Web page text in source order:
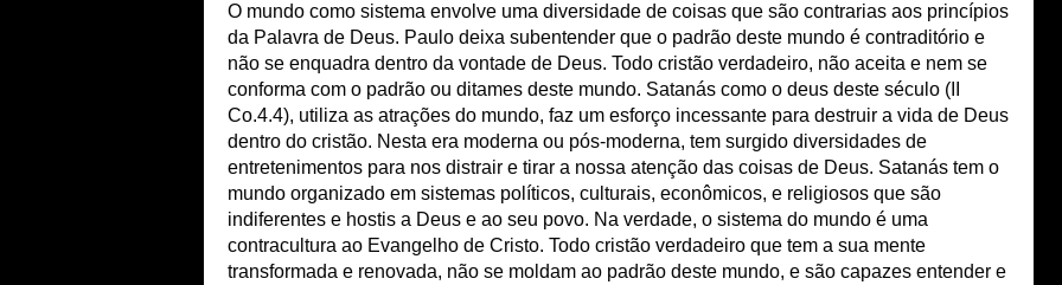
O mundo como sistema envolve uma diversidade de coisas que são contrarias aos princípios
da Palavra de Deus. Paulo deixa subentender que o padrão deste mundo é contraditório e
não se enquadra dentro da vontade de Deus. Todo cristão verdadeiro, não aceita e nem se
conforma com o padrão ou ditames deste mundo. Satanás como o deus deste século (II
Co.4.4), utiliza as atrações do mundo, faz um esforço incessante para destruir a vida de Deus
dentro do cristão. Nesta era moderna ou pós-moderna, tem surgido diversidades de
entretenimentos para nos distrair e tirar a nossa atenção das coisas de Deus. Satanás tem o
mundo organizado em sistemas políticos, culturais, econômicos, e religiosos que são
indiferentes e hostis a Deus e ao seu povo. Na verdade, o sistema do mundo é uma
contracultura ao Evangelho de Cristo. Todo cristão verdadeiro que tem a sua mente
transformada e renovada, não se moldam ao padrão deste mundo, e são capazes entender e